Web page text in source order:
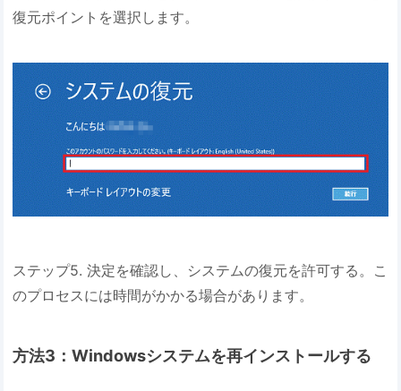
復元ポイントを選択します。
ステップ5. 決定を確認し、システムの復元を許可する。こ
のプロセスには時間がかかる場合があります。
方法3：Windowsシステムを再インストールする